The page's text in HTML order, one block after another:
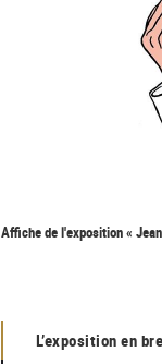
Affiche de l'exposition «
L’exposition en